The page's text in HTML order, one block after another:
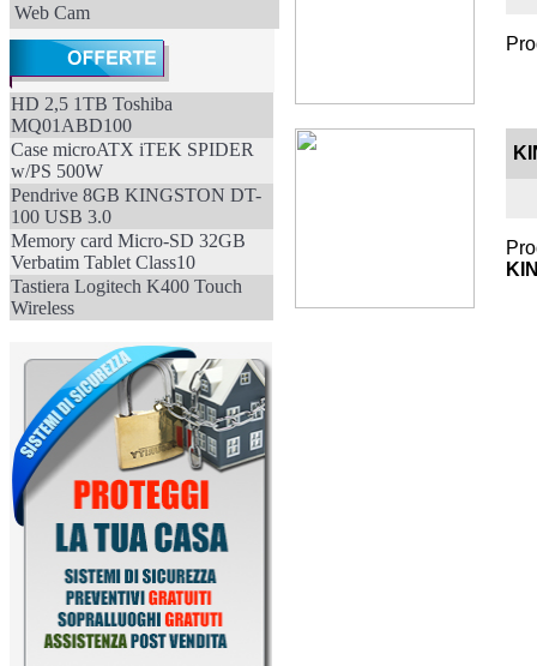
Web Cam
HD 2,5 1TB Toshiba
MQ01ABD100
Case microATX iTEK SPIDER
w/PS 500W
Pendrive 8GB KINGSTON DT-
100 USB 3.0
Memory card Micro-SD 32GB
Verbatim Tablet Class10
Tastiera Logitech K400 Touch
Wireless